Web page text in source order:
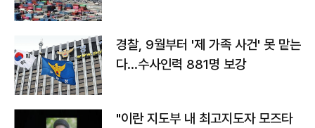
경찰, 9월부터 '제 가족 사건' 못 맡는
다…수사인력 881명 보강
"이란 지도부 내 최고지도자 모즈타